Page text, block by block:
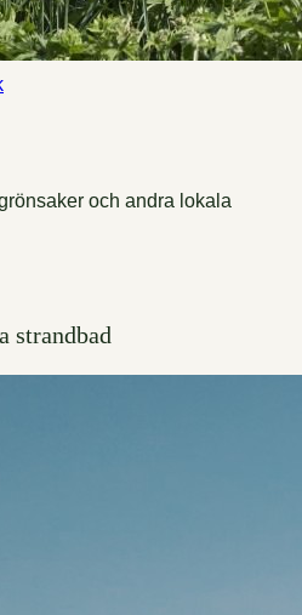
och andra lokala
strandbad